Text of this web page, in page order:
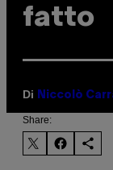
fatto
Di Niccolò
Share: